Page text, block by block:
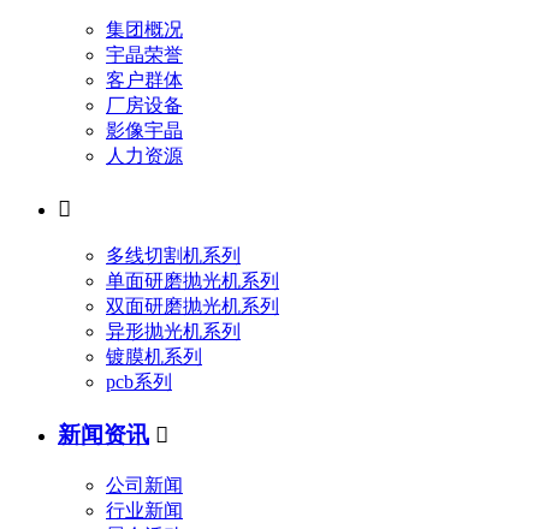
集团概况
宇晶荣誉
客户群体
厂房设备
影像宇晶
人力资源

多线切割机系列
单面研磨抛光机系列
双面研磨抛光机系列
异形抛光机系列
镀膜机系列
pcb系列
新闻资讯 
公司新闻
行业新闻